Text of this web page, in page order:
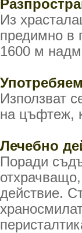
Из
предимно в
1600 м
Използват
на цъфтеж,
Лечебно
Поради
действие.